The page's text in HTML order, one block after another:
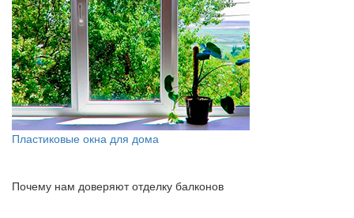
Пластиковые окна для дома
Почему нам доверяют отделку балконов